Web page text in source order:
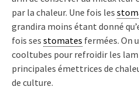
par la chaleur. Une fois les
grandira moins étant donné
fois ses stomates fermées. On
cooltubes pour refroidir les
principales émettrices de
de culture.